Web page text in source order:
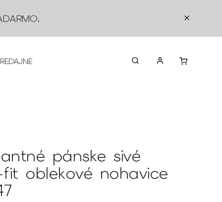
.
KONTAKTY
pánske sivé
fit oblekové nohavice